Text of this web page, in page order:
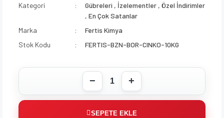
Kategori
Gübreleri , İzelementler ,Özel İndirimler
,En Çok Satanlar
Marka
Fertis Kimya
Stok Kodu
FERTIS-BZN-BOR-CINKO-10KG
SEPETE EKLE